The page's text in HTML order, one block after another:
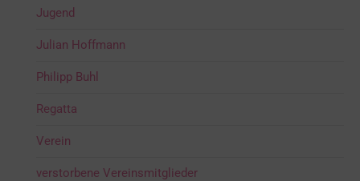
Jugend
Julian Hoffmann
Philipp Buhl
Regatta
Verein
verstorbene Vereinsmitglieder